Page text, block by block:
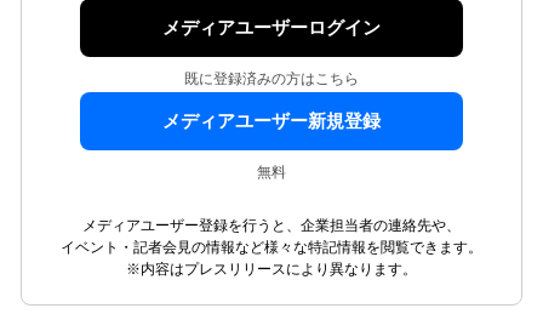
メディアユーザーログイン
既に登録済みの方はこちら
メディアユーザー新規登録
無料
メディアユーザー登録を行うと、企業担当者の連絡先や、
イベント・記者会見の情報など様々な特記情報を閲覧できます。
※内容はプレスリリースにより異なります。